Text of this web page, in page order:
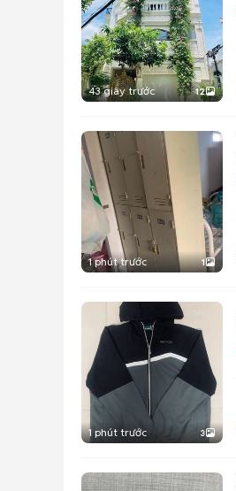
43 giây trước 12
1 phút trước 1
1 phút trước 3